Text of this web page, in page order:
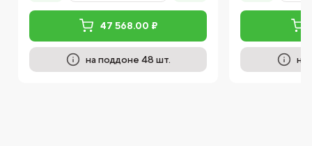
47 568.00 ₽
на поддоне 48 шт. на